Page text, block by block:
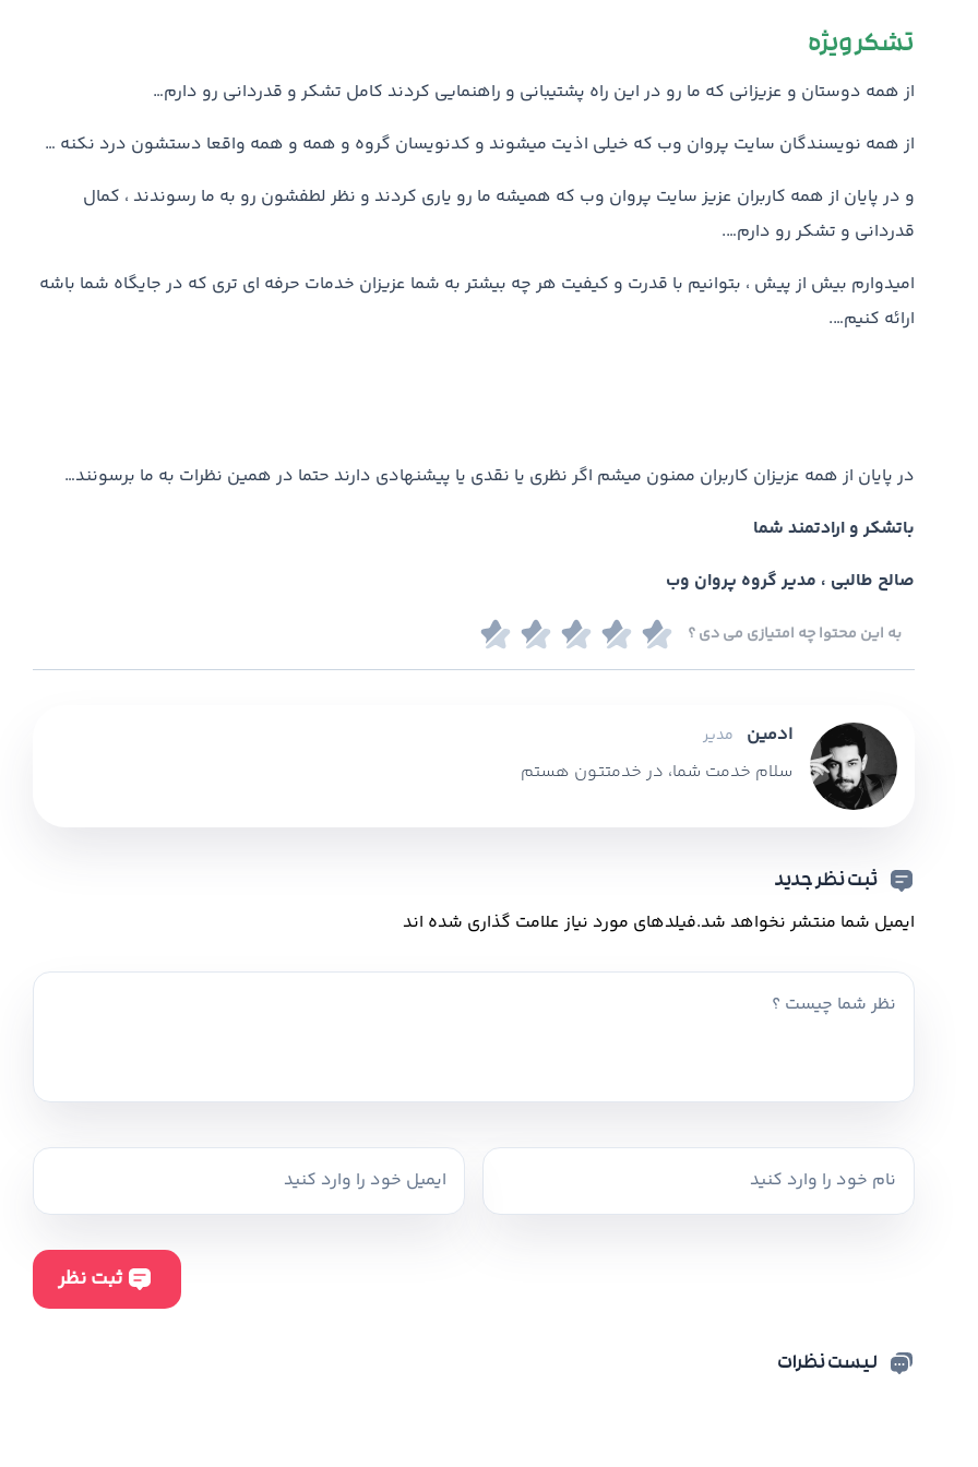
تشکر ویژه
از همه دوستان و عزیزانی که ما رو در این راه پشتیبانی و راهنمایی کردند کامل تشکر و قدردانی رو دارم…
از همه نویسندگان سایت پروان وب که خیلی اذیت میشوند و کدنویسان گروه و همه و همه واقعا دستشون درد نکنه …
و در پایان از همه کاربران عزیز سایت پروان وب که همیشه ما رو یاری کردند و نظر لطفشون رو به ما رسوندند ، کمال
قدردانی و تشکر رو دارم….
امیدوارم بیش از پیش ، بتوانیم با قدرت و کیفیت هر چه بیشتر به شما عزیزان خدمات حرفه ای تری که در جایگاه شما باشه
ارائه کنیم….
در پایان از همه عزیزان کاربران ممنون میشم اگر نظری یا نقدی یا پیشنهادی دارند حتما در همین نظرات به ما برسونند…
باتشکر و ارادتمند شما
صالح طالبی ، مدیر گروه پروان وب
به این محتوا چه امتیازی می دی ؟
ادمین مدیر
سلام خدمت شما، در خدمتتون هستم
ثبت نظر جدید
ایمیل شما منتشر نخواهد شد.فیلدهای مورد نیاز علامت گذاری شده اند
لیست نظرات